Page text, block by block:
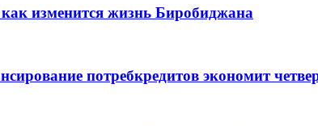
изменится жизнь Биробиджана
потребкредитов экономит